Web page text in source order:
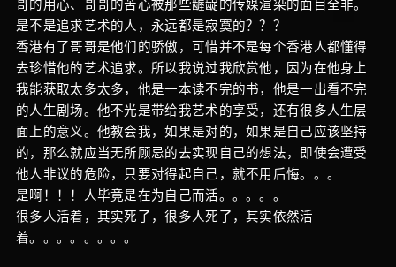
哥的用心、哥哥的苦心被那些龌龊的传媒渲染的面目全非。
是不是追求艺术的人，永远都是寂寞的？？？
香港有了哥哥是他们的骄傲，可惜并不是每个香港人都懂得
去珍惜他的艺术追求。所以我说过我欣赏他，因为在他身上
我能获取太多太多，他是一本读不完的书，他是一出看不完
的人生剧场。他不光是带给我艺术的享受，还有很多人生层
面上的意义。他教会我，如果是对的，如果是自己应该坚持
的，那么就应当无所顾忌的去实现自己的想法，即使会遭受
他人非议的危险，只要对得起自己，就不用后悔。。。
是啊！！！人毕竟是在为自己而活。。。。。
很多人活着，其实死了，很多人死了，其实依然活
着。。。。。。。。